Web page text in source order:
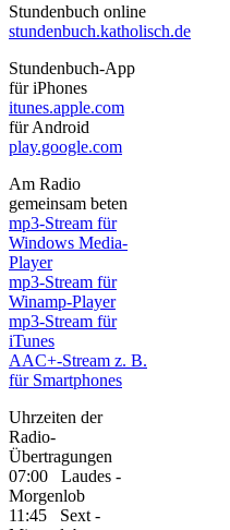
Stundenbuch online
stundenbuch.katholisch.de
Stundenbuch-App
für iPhones
itunes.apple.com
für Android
play.google.com
Am Radio
gemeinsam beten
mp3-Stream für
Windows Media-
Player
mp3-Stream für
Winamp-Player
mp3-Stream für
iTunes
AAC+-Stream z. B.
für Smartphones
Uhrzeiten der
Radio-
Übertragungen
07:00 Laudes -
Morgenlob
11:45 Sext -